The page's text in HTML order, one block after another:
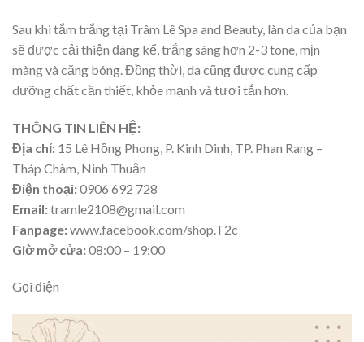
Sau khi tắm trắng tại Trâm Lê Spa and Beauty, làn da của bạn
sẽ được cải thiện đáng kể, trắng sáng hơn 2-3 tone, mịn
màng và căng bóng. Đồng thời, da cũng được cung cấp
dưỡng chất cần thiết, khỏe mạnh và tươi tắn hơn.
THÔNG TIN LIÊN HỆ:
Địa chỉ: 15 Lê Hồng Phong, P. Kinh Dinh, TP. Phan Rang –
Tháp Chàm, Ninh Thuận
Điện thoại:0906 692 728
Email:tramle2108@gmail.com
Fanpage:www.facebook.com/shop.T2c
Giờ mở cửa:08:00 – 19:00
Gọi điện